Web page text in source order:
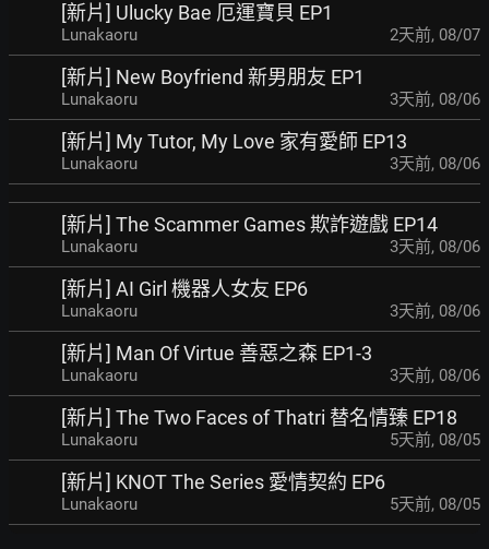
[新片] Ulucky Bae 厄運寶貝 EP1
Lunakaoru 2天前, 08/07
[新片] New Boyfriend 新男朋友 EP1
Lunakaoru 3天前, 08/06
[新片] My Tutor, My Love 家有愛師 EP13
Lunakaoru 3天前, 08/06
[新片] The Scammer Games 欺詐遊戲 EP14
Lunakaoru 3天前, 08/06
[新片] AI Girl 機器人女友 EP6
Lunakaoru 3天前, 08/06
[新片] Man Of Virtue 善惡之森 EP1-3
Lunakaoru 3天前, 08/06
[新片] The Two Faces of Thatri 替名情臻 EP18
Lunakaoru 5天前, 08/05
[新片] KNOT The Series 愛情契約 EP6
Lunakaoru 5天前, 08/05